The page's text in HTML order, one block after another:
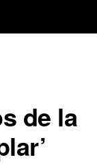
de la